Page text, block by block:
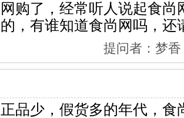
购了，经常听人说起食尚
，有谁知道食尚网吗，还
提问者：梦
品少，假货多的年代，食